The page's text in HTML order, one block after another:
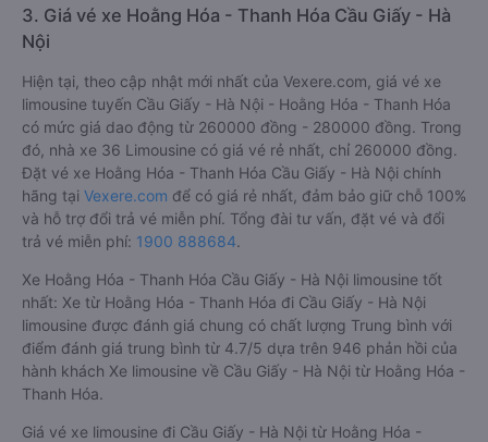
3. Giá vé xe Hoằng Hóa - Thanh Hóa Cầu Giấy - Hà
Nội
Hiện tại, theo cập nhật mới nhất của Vexere.com, giá vé xe
limousine tuyến Cầu Giấy - Hà Nội - Hoằng Hóa - Thanh Hóa
có mức giá dao động từ 260000 đồng - 280000 đồng. Trong
đó, nhà xe 36 Limousine có giá vé rẻ nhất, chỉ 260000 đồng.
Đặt vé xe Hoằng Hóa - Thanh Hóa Cầu Giấy - Hà Nội chính
hãng tại Vexere.com để có giá rẻ nhất, đảm bảo giữ chỗ 100%
và hỗ trợ đổi trả vé miễn phí. Tổng đài tư vấn, đặt vé và đổi
trả vé miễn phí: 1900 888684.
Xe Hoằng Hóa - Thanh Hóa Cầu Giấy - Hà Nội limousine tốt
nhất: Xe từ Hoằng Hóa - Thanh Hóa đi Cầu Giấy - Hà Nội
limousine được đánh giá chung có chất lượng Trung bình với
điểm đánh giá trung bình từ 4.7/5 dựa trên 946 phản hồi của
hành khách Xe limousine về Cầu Giấy - Hà Nội từ Hoằng Hóa -
Thanh Hóa.
Giá vé xe limousine đi Cầu Giấy - Hà Nội từ Hoằng Hóa -